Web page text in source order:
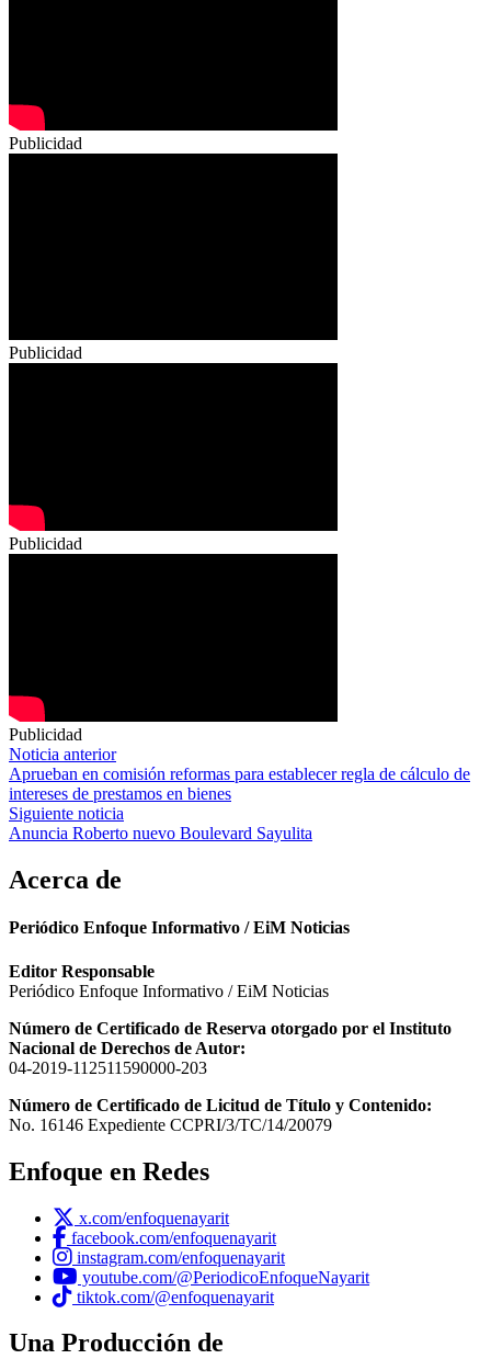
Publicidad
Publicidad
Publicidad
Publicidad
Navegación
de
entradas
Noticia anterior
Aprueban en comisión reformas para establecer regla de cálculo de
intereses de prestamos en bienes
Siguiente noticia
Anuncia Roberto nuevo Boulevard Sayulita
Acerca de
Periódico Enfoque Informativo / EiM Noticias
Editor Responsable
Periódico Enfoque Informativo / EiM Noticias
Número de Certificado de Reserva otorgado por el Instituto
Nacional de Derechos de Autor:
04-2019-112511590000-203
Número de Certificado de Licitud de Título y Contenido:
No. 16146 Expediente CCPRI/3/TC/14/20079
Enfoque en Redes
x.com/enfoquenayarit
facebook.com/enfoquenayarit
instagram.com/enfoquenayarit
youtube.com/@PeriodicoEnfoqueNayarit
tiktok.com/@enfoquenayarit
Una Producción de